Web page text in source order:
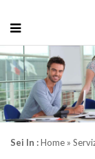
Sei In :Home »